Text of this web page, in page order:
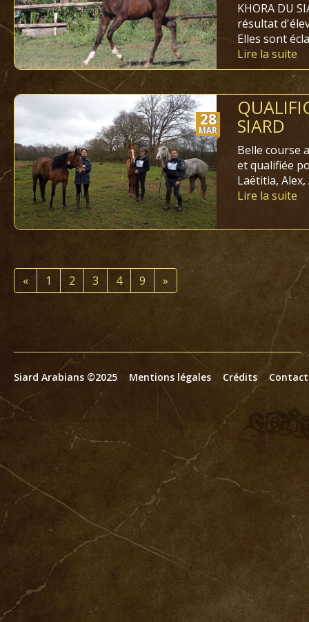
KHORA DU
résultat
Elles sont
Lire la suite
28
MAR SIARD
Belle course
et qualifiée
Laëtitia,
Lire la suite
« 1 2 3 4 9 »
Siard Arabians ©2025 Mentions légales Crédits Contact